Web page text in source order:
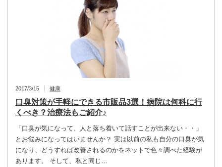
2017/3/15 健康
口臭対策が手軽にできる市販品3選！病院は何科に行
くべき？治療法もご紹介♪
「口臭が気になって、人と落ち着いて話すことが出来ない・・」
とお悩みになってはいませんか？ 実は以前の私も自分の口臭が気
になり、どうすれば改善されるのかをネットで色々調べた経験が
あります。 そして、私と同じ…